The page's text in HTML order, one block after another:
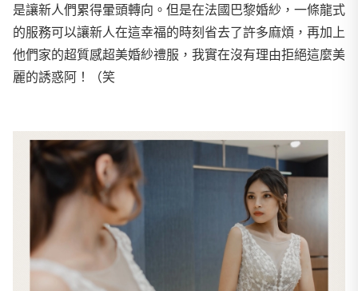
是讓新人們累得暈頭轉向。但是在法國巴黎婚紗，一條龍式
的服務可以讓新人在這幸福的時刻省去了許多麻煩，再加上
他們家的超質感超美婚紗禮服，我實在沒有理由拒絕這麼美
麗的誘惑阿！（笑